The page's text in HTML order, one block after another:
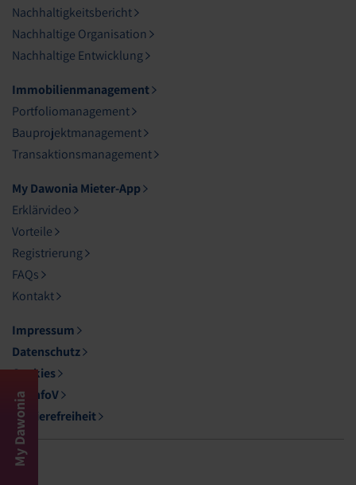
My Dawonia
Nachhaltigkeitsbericht
Nachhaltige Organisation
Nachhaltige Entwicklung
Immobilienmanagement
Portfoliomanagement
Bauprojektmanagement
Transaktionsmanagement
My Dawonia Mieter-App
Erklärvideo
Vorteile
Registrierung
FAQs
Kontakt
Impressum
Datenschutz
Cookies
DL-InfoV
Barrierefreiheit